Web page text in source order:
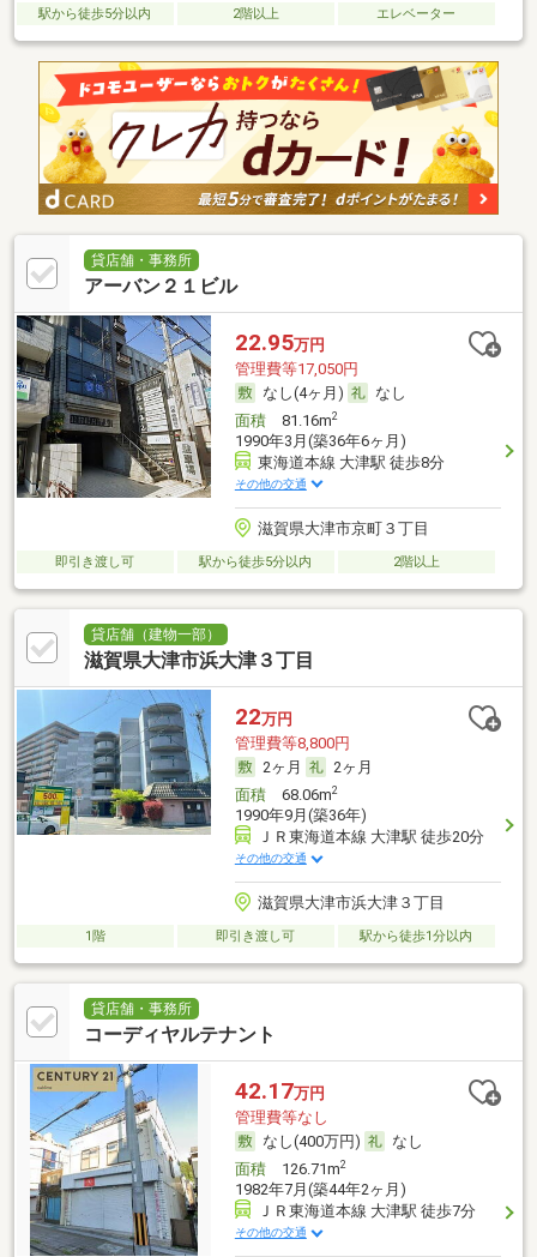
駅から徒歩5分以内 2階以上 エレベーター
貸店舗・事務所
アーバン２１ビル
22.95万円
管理費等17,050円
なし(4ヶ月)
なし
面積81.16m2
1990年3月(築36年6ヶ月)
東海道本線 大津駅 徒歩8分
その他の交通
滋賀県大津市京町３丁目
即引き渡し可 駅から徒歩5分以内 2階以上
貸店舗（建物一部）
滋賀県大津市浜大津３丁目
22万円
管理費等8,800円
2ヶ月
2ヶ月
面積68.06m2
1990年9月(築36年)
ＪＲ東海道本線 大津駅 徒歩20分
その他の交通
滋賀県大津市浜大津３丁目
1階 即引き渡し可 駅から徒歩1分以内
貸店舗・事務所
コーディヤルテナント
42.17万円
管理費等なし
なし(400万円)
なし
面積126.71m2
1982年7月(築44年2ヶ月)
ＪＲ東海道本線 大津駅 徒歩7分
その他の交通